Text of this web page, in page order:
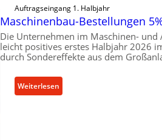
Auftragseingang 1. Halbjahr
Maschinenbau-Bestellungen
Die Unternehmen im Maschinen-
leicht positives erstes Halbjahr 2026
durch Sondereffekte aus dem
Weiterlesen
M